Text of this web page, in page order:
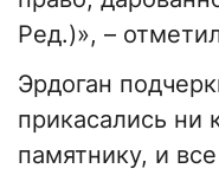
Ред.)», –
Эрдоган
прикасались ни
памятнику, и